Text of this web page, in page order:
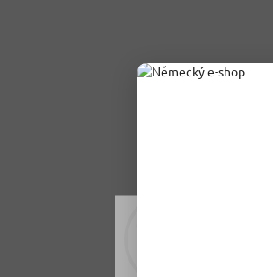
Rádi vám
tomu soubory